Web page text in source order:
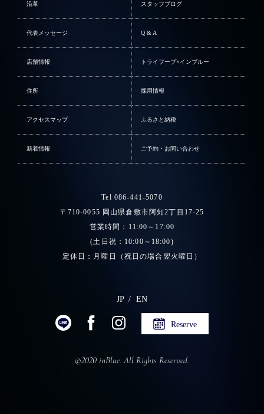
沿革 スタッフブログ
代表メッセージ Q & A
店舗情報 トライフープ×インブルー
住所 採用情報
アクセスマップ ふるさと納税
新着情報 ご予約・お問い合わせ
Tel 086-441-5070
〒710-0055 岡山県倉敷市阿知2丁目17-25
営業時間：11:00～17:00
(土日祝：10:00～18:00)
定休日：月曜日（祝日の場合翌火曜日）
JP EN
Reserve
©2020 inBlue. All Rights Reserved.